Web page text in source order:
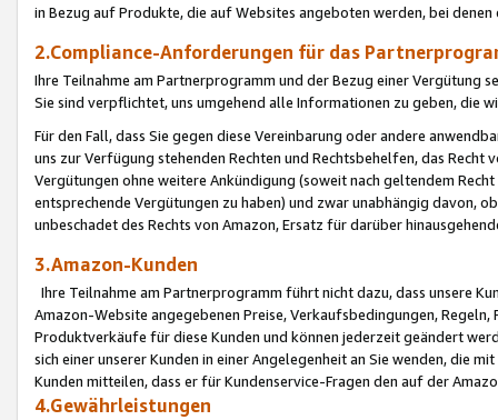
in Bezug auf Produkte, die auf Websites angeboten werden, bei
2.Compliance-Anforderungen für das
Ihre Teilnahme am Partnerprogramm und der Bezug einer Vergütung
Sie sind verpflichtet, uns umgehend alle Informationen zu geben, die
Für den Fall, dass Sie gegen diese Vereinbarung oder andere
uns zur Verfügung stehenden Rechten und Rechtsbehelfen, das
Vergütungen ohne weitere Ankündigung (soweit nach geltendem
entsprechende Vergütungen zu haben) und zwar unabhängig davon,
unbeschadet des Rechts von Amazon, Ersatz für darüber
3.Amazon-Kunden
Ihre Teilnahme am Partnerprogramm führt nicht dazu, dass unsere
Amazon-Website angegebenen Preise, Verkaufsbedingungen,
Produktverkäufe für diese Kunden und können jederzeit geändert
sich einer unserer Kunden in einer Angelegenheit an Sie wenden, die
Kunden mitteilen, dass er für Kundenservice-Fragen den auf der
4.Gewährleistungen